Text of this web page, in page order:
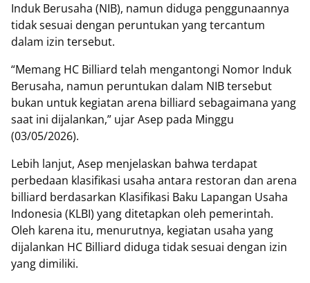
Induk Berusaha (NIB), namun diduga penggunaannya
tidak sesuai dengan peruntukan yang tercantum
dalam izin tersebut.
“Memang HC Billiard telah mengantongi Nomor Induk
Berusaha, namun peruntukan dalam NIB tersebut
bukan untuk kegiatan arena billiard sebagaimana yang
saat ini dijalankan,” ujar Asep pada Minggu
(03/05/2026).
Lebih lanjut, Asep menjelaskan bahwa terdapat
perbedaan klasifikasi usaha antara restoran dan arena
billiard berdasarkan Klasifikasi Baku Lapangan Usaha
Indonesia (KLBI) yang ditetapkan oleh pemerintah.
Oleh karena itu, menurutnya, kegiatan usaha yang
dijalankan HC Billiard diduga tidak sesuai dengan izin
yang dimiliki.